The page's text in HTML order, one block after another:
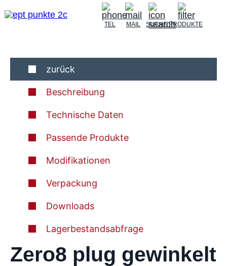
TEL MAIL SUCHEPRODUKTE
zurück
Beschreibung
Technische Daten
Passende Produkte
Modifikationen
Verpackung
Downloads
Lagerbestandsabfrage
Zero8 plug gewinkelt